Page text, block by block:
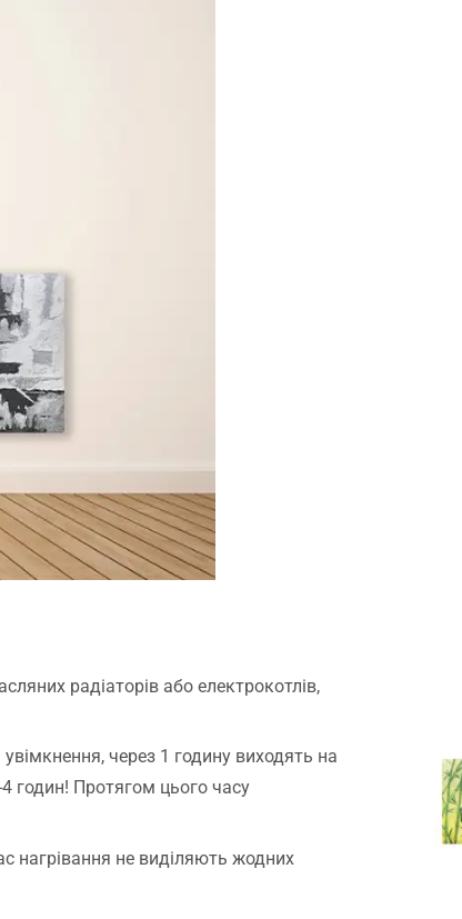
радіаторів або електрокотлів,
через 1 годину виходять на
годин! Протягом цього часу
нагрівання не виділяють жодних